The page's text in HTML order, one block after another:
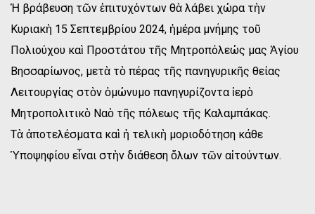
Ἡ βράβευση τῶν ἐπιτυχόντων θὰ λάβει χώρα τὴν
Κυριακὴ 15 Σεπτεμβρίου 2024, ἡμέρα μνήμης τοῦ
Πολιούχου καὶ Προστάτου τῆς Μητροπόλεώς μας Ἁγίου
Βησσαρίωνος, μετὰ τὸ πέρας τῆς πανηγυρικῆς θείας
Λειτουργίας στὸν ὁμώνυμο πανηγυρίζοντα ἱερὸ
Μητροπολιτικὸ Ναὸ τῆς πόλεως τῆς Καλαμπάκας.
Τὰ ἀποτελέσματα καὶ ἡ τελικὴ μοριοδότηση κάθε
Ὑποψηφίου εἶναι στὴν διάθεση ὅλων τῶν αἰτούντων.